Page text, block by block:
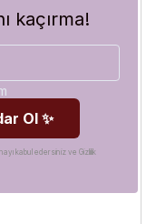
olarak çok şık
hızlı kargolama
kaçırma!
Ol ✨
kabul edersiniz ve Gizlilik